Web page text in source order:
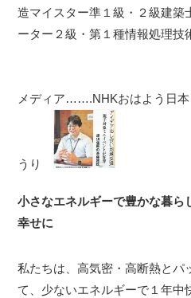
造マイスター準１級・２級建築
ーター２級・第１種情報処理技
メディア…….NHKおはよう日
うり
小さなエネルギーで豊かな暮ら
幸せに
私たちは、高気密・高断熱とパ
て、少ないエネルギーで１年中